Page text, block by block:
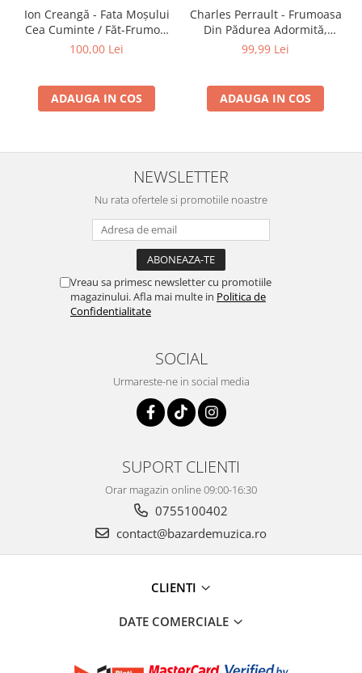
Ion Creangă - Fata Moșului
Cea Cuminte / Făt-Frumos,
Voinicul Codrului , (Casetă
100,00 Lei
ADAUGA IN COS
Charles Perrault - Frumoasa
Din Pădurea Adormită,
(Casetă Audio)
99,99 Lei
ADAUGA IN COS
NEWSLETTER
Nu rata ofertele si promotiile noastre
Vreau sa primesc newsletter cu promotiile
magazinului. Afla mai multe in Politica de
Confidentialitate
SOCIAL
Urmareste-ne in social media
SUPORT CLIENTI
Orar magazin online 09:00-16:30
0755100402
contact@bazardemuzica.ro
CLIENTI
DATE COMERCIALE